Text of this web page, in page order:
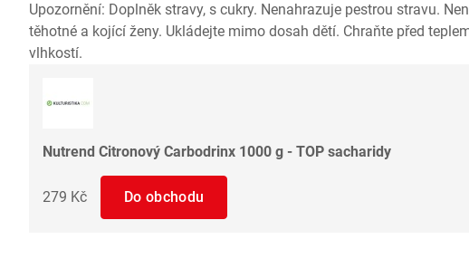
Upozornění: Doplněk stravy, s cukry. Nenahrazuje pestrou stravu.
těhotné a kojící ženy. Ukládejte mimo dosah dětí. Chraňte před
vlhkostí.
Nutrend Citronový Carbodrinx 1000 g - TOP sacharidy
279 Kč Do obchodu